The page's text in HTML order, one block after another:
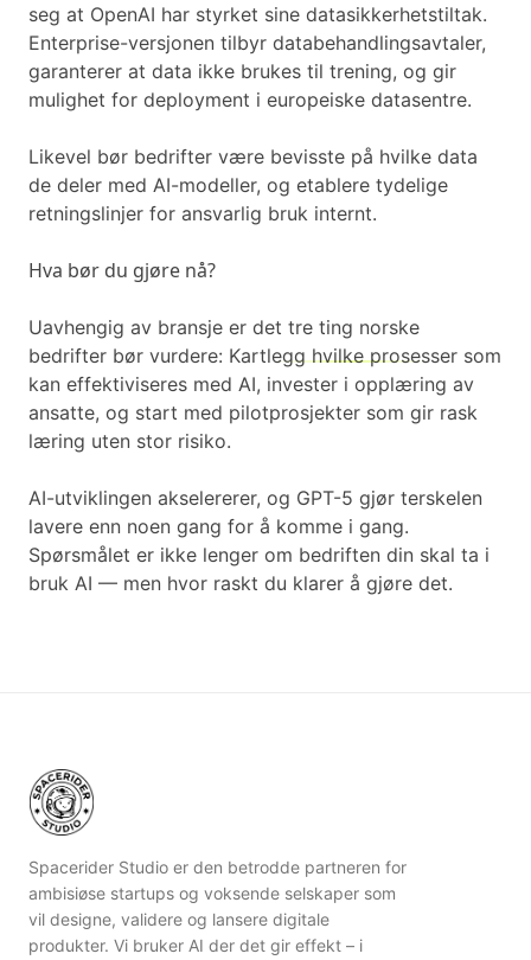
seg at OpenAI har styrket sine datasikkerhetstiltak.
Enterprise-versjonen tilbyr databehandlingsavtaler,
garanterer at data ikke brukes til trening, og gir
mulighet for deployment i europeiske datasentre.
Likevel bør bedrifter være bevisste på hvilke data
de deler med AI-modeller, og etablere tydelige
retningslinjer for ansvarlig bruk internt.
Hva bør du gjøre nå?
Uavhengig av bransje er det tre ting norske
bedrifter bør vurdere: Kartlegg hvilke prosesser som
kan effektiviseres med AI, invester i opplæring av
ansatte, og start med pilotprosjekter som gir rask
læring uten stor risiko.
AI-utviklingen akselererer, og GPT-5 gjør terskelen
lavere enn noen gang for å komme i gang.
Spørsmålet er ikke lenger om bedriften din skal ta i
bruk AI — men hvor raskt du klarer å gjøre det.
Spacerider Studio er den betrodde partneren for
ambisiøse startups og voksende selskaper som
vil designe, validere og lansere digitale
produkter. Vi bruker AI der det gir effekt – i